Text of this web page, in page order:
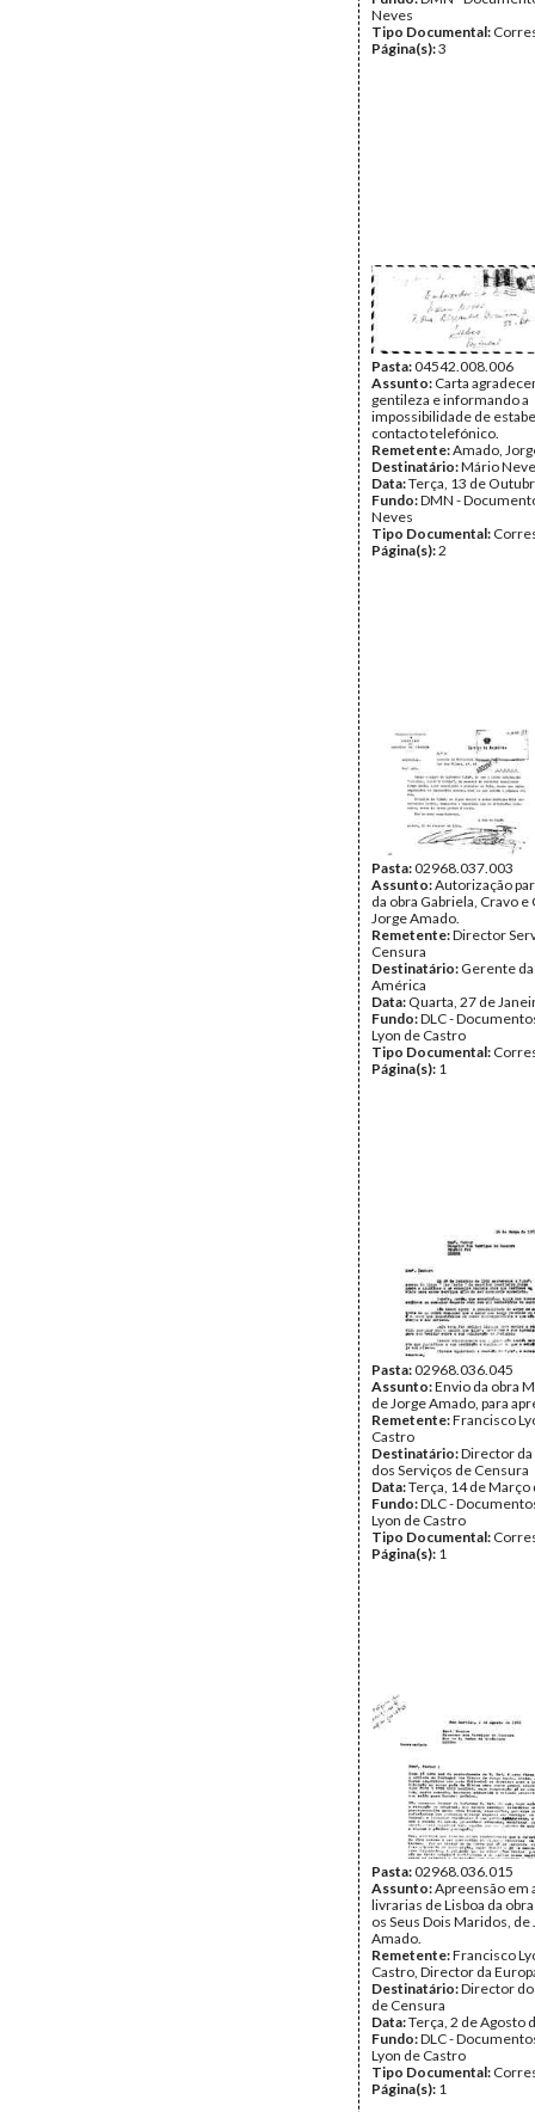
Neves
Tipo Documental:
Página(s):3
Pasta:04542.008.006
Assunto: Carta
gentileza e informando a
impossibilidade de
contacto telefónico.
Remetente:Amado,
Destinatário:Mário
Data:Terça, 13 de
Fundo:DMN -
Neves
Tipo Documental:
Página(s):2
Pasta:02968.037.003
Assunto:Autorização
da obra Gabriela, Cravo e
Jorge Amado.
Remetente:Director
Censura
Destinatário: Gerente
América
Data: Quarta, 27 de
Fundo:DLC -
Lyon de Castro
Tipo Documental:
Página(s): 1
Pasta:02968.036.045
Assunto:Envio da obra
de Jorge Amado, para
Remetente:Francisco
Castro
Destinatário:Director
dos Serviços de Censura
Data:Terça, 14 de Março
Fundo:DLC -
Lyon de Castro
Tipo Documental:
Página(s): 1
Pasta:02968.036.015
Assunto:Apreensão em
livrarias de Lisboa da
os Seus Dois Maridos, de
Amado.
Remetente:Francisco
Castro, Director da
Destinatário:Director
de Censura
Data:Terça, 2 de Agosto
Fundo:DLC -
Lyon de Castro
Tipo Documental:
Página(s): 1